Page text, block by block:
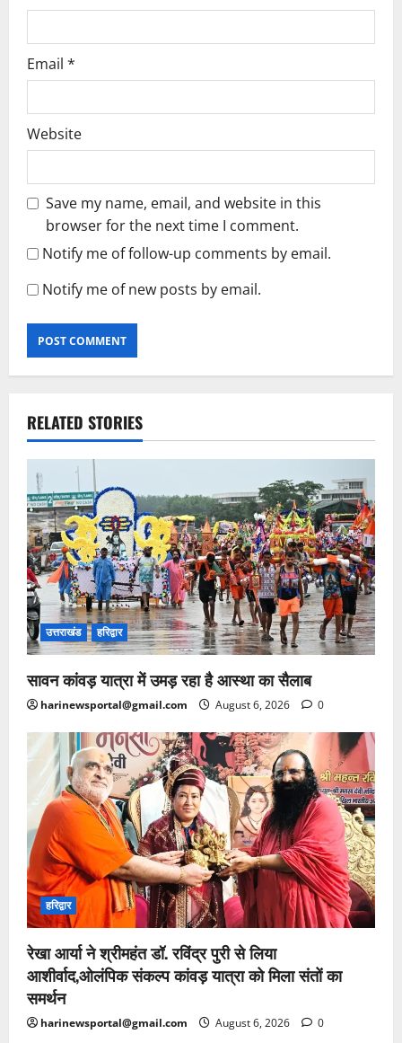
Email *
Website
Save my name, email, and website in this
browser for the next time I comment.
Notify me of follow-up comments by email.
Notify me of new posts by email.
RELATED STORIES
उत्तराखंड हरिद्वार
सावन कांवड़ यात्रा में उमड़ रहा है आस्था का सैलाब
harinewsportal@gmail.com August 6, 2026 0
हरिद्वार
रेखा आर्या ने श्रीमहंत डॉ. रविंद्र पुरी से लिया
आशीर्वाद,ओलंपिक संकल्प कांवड़ यात्रा को मिला संतों का
समर्थन
harinewsportal@gmail.com August 6, 2026 0